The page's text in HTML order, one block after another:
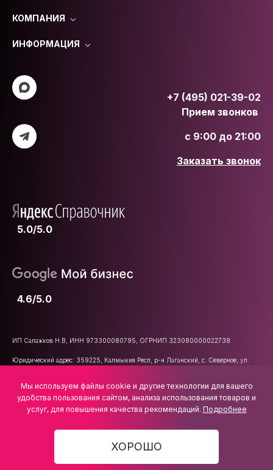
1 801 ₽ В КОРЗИНУ
Мы используем файлы cookie и другие технологии для вашего
удобства пользования сайтом, анализа использования товаров и
услуг, для повышения качества рекомендаций. Подробнее
ХОРОШО
КОМПАНИЯ
ИНФОРМАЦИЯ
+7 (495) 021-39-02
Прием звонков
с 9:00 до 21:00
Заказать звонок
5.0/5.0
4.6/5.0
ИП Салажков Н.В, ИНН 973300080795, ОГРНИП 323080000022738
Юридический адрес: 359225, Калмыкия Респ, р-н Лаганский, с. Северное, ул.
E-mail: info@vsemkarniz.ru